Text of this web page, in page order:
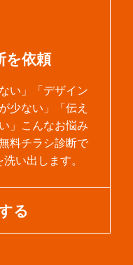
を依頼
い」「デザイン
少ない」「伝え
」こんなお悩み
料チラシ診断で
い出します。
る